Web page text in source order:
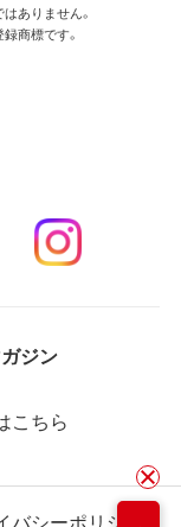
ありません。
商標です。
ジン
こちら